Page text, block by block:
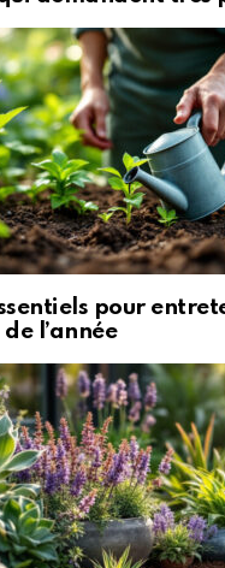
pour
l’année